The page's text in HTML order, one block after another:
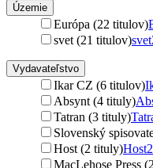
Územie
Európa (22 titulov)
svet (21 titulov)svet
Vydavateľstvo
Ikar CZ (6 titulov)
Absynt (4 tituly)
Tatran (3 tituly)
Slovenský
Host (2 tituly)Host2
MacLehose Press